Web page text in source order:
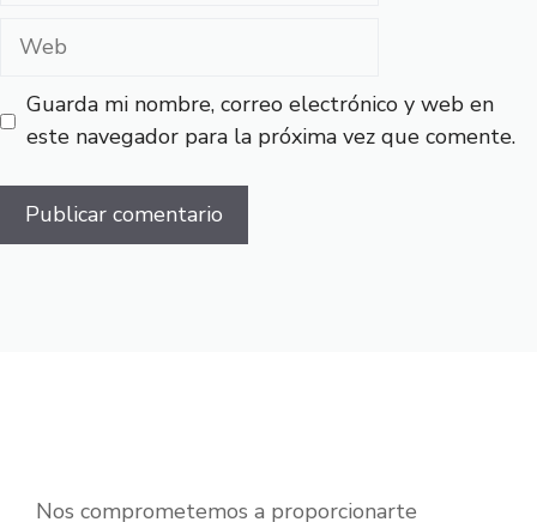
Web
Guarda mi nombre, correo electrónico y web en
este navegador para la próxima vez que comente.
Nos comprometemos a proporcionarte